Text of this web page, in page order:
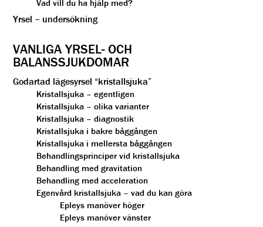
Vad vill du ha hjälp med?
Yrsel – undersökning
VANLIGA YRSEL- OCH
BALANSSJUKDOMAR
Godartad lägesyrsel “kristallsjuka”
Kristallsjuka – egentligen
Kristallsjuka – olika varianter
Kristallsjuka – diagnostik
Kristallsjuka i bakre båggången
Kristallsjuka i mellersta båggången
Behandlingsprinciper vid kristallsjuka
Behandling med gravitation
Behandling med acceleration
Egenvård kristallsjuka – vad du kan göra
Epleys manöver höger
Epleys manöver vänster